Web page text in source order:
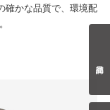
確かな品質で、環境配